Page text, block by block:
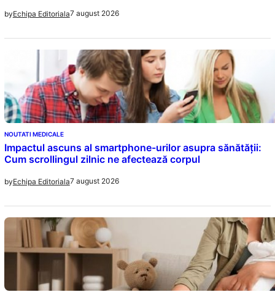
byEchipa Editoriala7 august 2026
NOUTATI MEDICALE
Impactul ascuns al smartphone-urilor asupra sănătății:
Cum scrollingul zilnic ne afectează corpul
byEchipa Editoriala7 august 2026